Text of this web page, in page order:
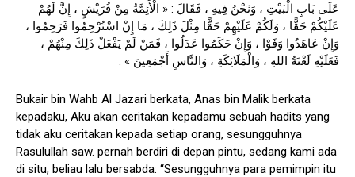
عَلَى بَابِ الْبَيْتِ ، وَنَحْنُ فِيهِ ، فَقَالَ : « الْأَئِمَّةُ مِنْ قُرَيْشٍ ، إِنَّ لَهُمْ
عَلَيْكُمْ حَقًّا ، وَلَكُمْ عَلَيْهِمْ حَقًّا مِثْلَ ذَلِكَ ، مَا إِنْ اسْتُرْحِمُوا فَرَحِمُوا ،
وَإِنْ عَاهَدُوا وَفَوْا ، وَإِنْ حَكَمُوا عَدَلُوا ، فَمَنْ لَمْ يَفْعَلْ ذَلِكَ مِنْهُمْ ،
فَعَلَيْهِ لَعْنَةُ اللهِ ، وَالْمَلَائِكَةِ ، وَالنَّاسِ أَجْمَعِينَ » .
Bukair bin Wahb Al Jazari berkata, Anas bin Malik berkata
kepadaku, Aku akan ceritakan kepadamu sebuah hadits yang
tidak aku ceritakan kepada setiap orang, sesungguhnya
Rasulullah saw. pernah berdiri di depan pintu, sedang kami ada
di situ, beliau lalu bersabda: “Sesungguhnya para pemimpin itu